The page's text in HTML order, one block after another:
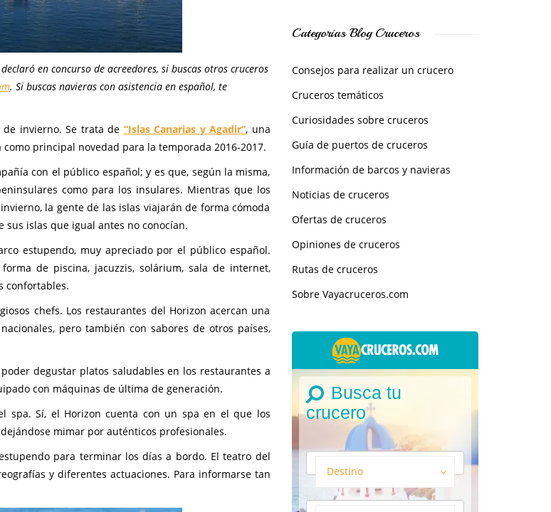
en concurso de acreedores, si buscas otros cruceros
. Si buscas navieras con asistencia en español, te
invierno. Se trata de “Islas Canarias y Agadir”, una
principal novedad para la temporada 2016-2017.
con el público español; y es que, según la misma,
como para los insulares. Mientras que los
la gente de las islas viajarán de forma cómoda
islas que igual antes no conocían.
estupendo, muy apreciado por el público español.
de piscina, jacuzzis, solárium, sala de internet,
confortables.
chefs. Los restaurantes del Horizon acercan una
pero también con sabores de otros países,
degustar platos saludables en los restaurantes a
con máquinas de última de generación.
spa. Sí, el Horizon cuenta con un spa en el que los
mimar por auténticos profesionales.
para terminar los días a bordo. El teatro del
y diferentes actuaciones. Para informarse tan
Categorías Blog Cruceros
Consejos para realizar un crucero
Cruceros temáticos
Curiosidades sobre cruceros
Guía de puertos de cruceros
Información de barcos y navieras
Noticias de cruceros
Ofertas de cruceros
Opiniones de cruceros
Rutas de cruceros
Sobre Vayacruceros.com
Busca tu
crucero
Destino